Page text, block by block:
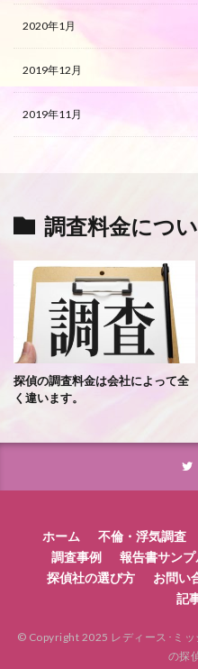
2020年1月
2019年12月
2019年11月
調査料金につ
探偵の調査料金は会社によって全
く違います。
ホーム 不倫・浮気調査
調査事例
報告書サンプ
探偵社の選び方
お問い
記
© Copyright 2025 レディース･ミ
の探